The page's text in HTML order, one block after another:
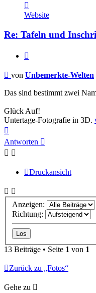
von
Unbemerkte-
Welten
Website
Re: Tafeln und
Beitrag
von Unbemerkte-Welten
Das sind bestimmt zwei
Glück Auf!
Untertage-Fotografie in 3D.
oben
Antworten
Druckansicht
Anzeigen:
Richtung:
13 Beiträge • Seite 1 von 1
Zurück zu „Fotos“
Gehe zu